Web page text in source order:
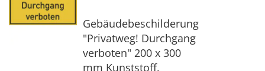
Gebäudebeschilderung
"Privatweg! Durchgang
verboten" 200 x 300
mm Kunststoff.